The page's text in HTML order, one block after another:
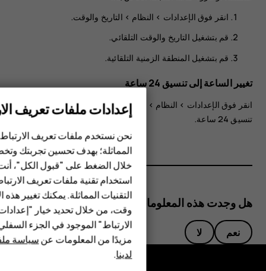
الهواتف الذكية
الهواتف المميزة
الأكسسوارات
HMD DUB
HMD Watch
انقر فوق
> النظام > التاريخ والوقت.
قم بتشغيل التاريخ والوقت التلقائي.
قم بتشغيل المنطقة الزمنية التلقائية.
تغيير الساعة إلى تنسيق 24 ساعة
انقر فوق > النظام > التاريخ والوقت ، وقم بتشغيل‎استخدام
تنسيق 24 ساعة
.
هل وجدت هذه المعلومات مفيدة؟
نعم لا
إعدادات ملفات تعريف
نحن نستخدم ملفات تعريف
المماثلة؛ بهدف تحسين تجربتك
خلال الضغط على "قبول الكل"،
استخدام تقنية ملفات تعريف
التقنيات المماثلة. يمكنك تغيير
وقت، من خلال تحديد خيار
الارتباط" الموجود في الجزء
مزيدًا من المعلومات عنسياسة
لدينا.